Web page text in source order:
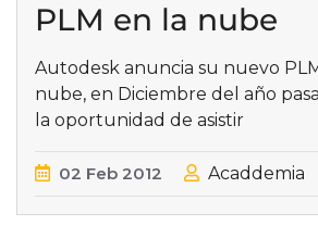
PLM en la nube
Autodesk anuncia su nuevo
nube, en Diciembre del año
la oportunidad de asistir
02 Feb 2012 Acaddemia